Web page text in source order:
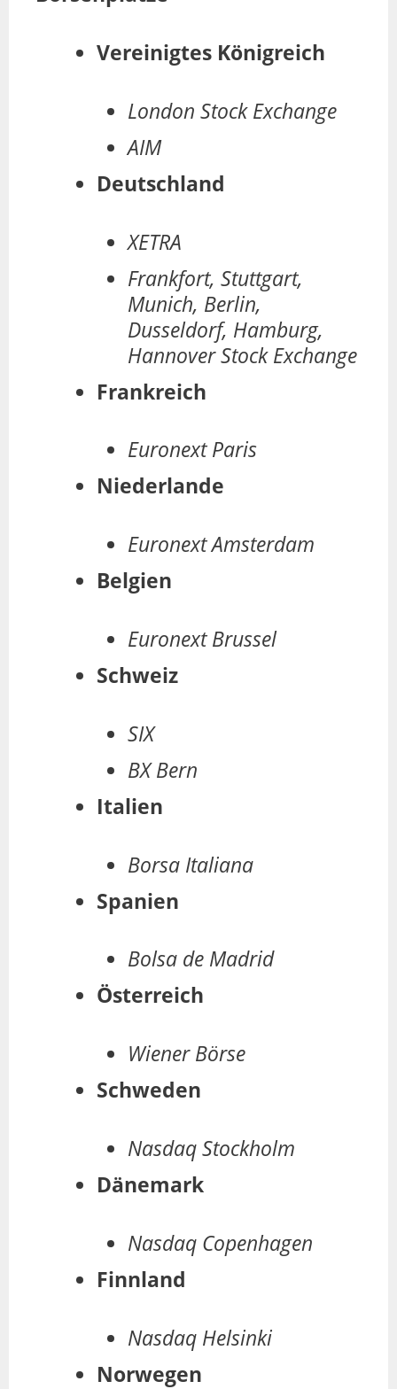
Vereinigtes Königreich
London Stock Exchange
AIM
Deutschland
XETRA
Frankfort, Stuttgart,
Munich, Berlin,
Dusseldorf, Hamburg,
Hannover Stock Exchange
Frankreich
Euronext Paris
Niederlande
Euronext Amsterdam
Belgien
Euronext Brussel
Schweiz
SIX
BX Bern
Italien
Borsa Italiana
Spanien
Bolsa de Madrid
Österreich
Wiener Börse
Schweden
Nasdaq Stockholm
Dänemark
Nasdaq Copenhagen
Finnland
Nasdaq Helsinki
Norwegen